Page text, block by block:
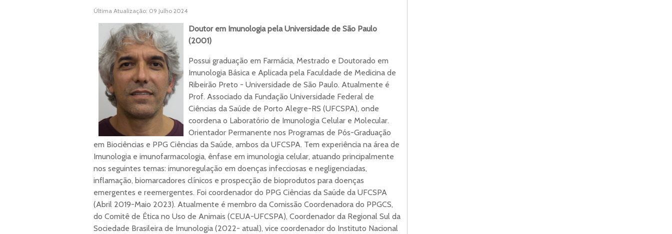
Última Atualização: 09 Julho 2024
Doutor em Imunologia pela Universidade de São Paulo
(2001)
Possui graduação em Farmácia, Mestrado e Doutorado em
Imunologia Básica e Aplicada pela Faculdade de Medicina de
Ribeirão Preto - Universidade de São Paulo. Atualmente é
Prof. Associado da Fundação Universidade Federal de
Ciências da Saúde de Porto Alegre-RS (UFCSPA), onde
coordena o Laboratório de Imunologia Celular e Molecular.
Orientador Permanente nos Programas de Pós-Graduação
em Biociências e PPG Ciências da Saúde, ambos da UFCSPA. Tem experiência na área de
Imunologia e imunofarmacologia, ênfase em imunologia celular, atuando principalmente
nos seguintes temas: imunoregulação em doenças infecciosas e negligenciadas,
inflamação, biomarcadores clínicos e prospecção de bioprodutos para doenças
emergentes e reemergentes. Foi coordenador do PPG Ciências da Saúde da UFCSPA
(Abril 2019-Maio 2023). Atualmente é membro da Comissão Coordenadora do PPGCS,
do Comitê de Ética no Uso de Animais (CEUA-UFCSPA), Coordenador da Regional Sul da
Sociedade Brasileira de Imunologia (2022- atual), vice coordenador do Instituto Nacional